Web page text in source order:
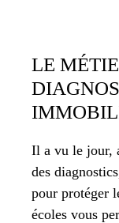
LE
Il a vu le jour,
des
pour protéger
écoles vous